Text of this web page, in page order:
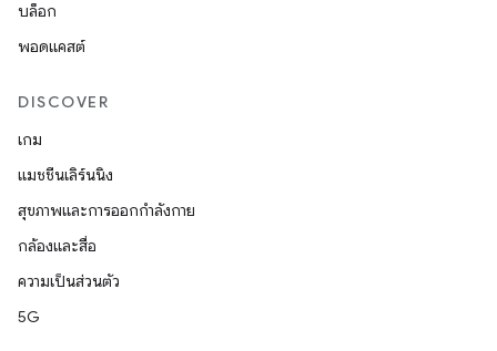
บล็อก
พอดแคสต์
DISCOVER
เกม
แมชชีนเลิร์นนิง
สุขภาพและการออกกำลังกาย
กล้องและสื่อ
ความเป็นส่วนตัว
5G